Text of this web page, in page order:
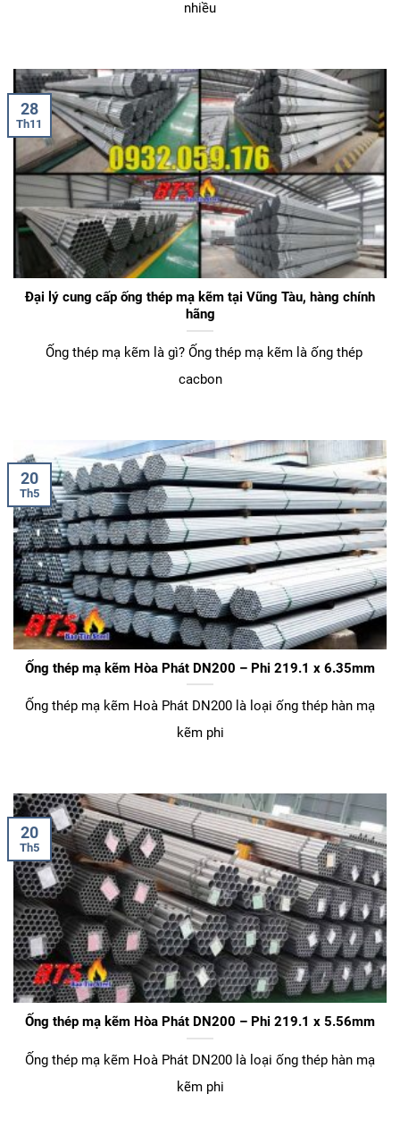
nhiều
Đại lý cung cấp ống thép mạ kẽm tại Vũng Tàu, hàng chính
hãng
Ống thép mạ kẽm là gì? Ống thép mạ kẽm là ống thép
cacbon
28
Th11
Ống thép mạ kẽm Hòa Phát DN200 – Phi 219.1 x 6.35mm
Ống thép mạ kẽm Hoà Phát DN200 là loại ống thép hàn mạ
kẽm phi
20
Th5
Ống thép mạ kẽm Hòa Phát DN200 – Phi 219.1 x 5.56mm
Ống thép mạ kẽm Hoà Phát DN200 là loại ống thép hàn mạ
kẽm phi
20
Th5